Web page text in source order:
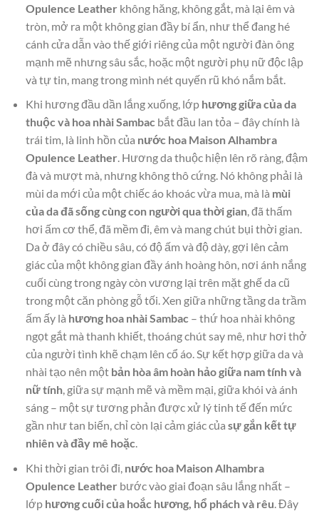
Opulence Leather không hăng, không gắt, mà lại êm và
tròn, mở ra một không gian đầy bí ẩn, như thể đang hé
cánh cửa dẫn vào thế giới riêng của một người đàn ông
mạnh mẽ nhưng sâu sắc, hoặc một người phụ nữ độc lập
và tự tin, mang trong mình nét quyến rũ khó nắm bắt.
Khi hương đầu dần lắng xuống, lớp hương giữa của da
thuộc và hoa nhài Sambacbắt đầu lan tỏa – đây chính là
trái tim, là linh hồn của nước hoa Maison Alhambra
Opulence Leather. Hương da thuộc hiện lên rõ ràng, đậm
đà và mượt mà, nhưng không thô cứng. Nó không phải là
mùi da mới của một chiếc áo khoác vừa mua, mà là mùi
của da đã sống cùng con người qua thời gian, đã thấm
hơi ấm cơ thể, đã mềm đi, êm và mang chút bụi thời gian.
Da ở đây có chiều sâu, có độ ấm và độ dày, gợi lên cảm
giác của một không gian đầy ánh hoàng hôn, nơi ánh nắng
cuối cùng trong ngày còn vương lại trên mặt ghế da cũ
trong một căn phòng gỗ tối. Xen giữa những tầng da trầm
ấm ấy là hương hoa nhài Sambac– thứ hoa nhài không
ngọt gắt mà thanh khiết, thoáng chút say mê, như hơi thở
của người tình khẽ chạm lên cổ áo. Sự kết hợp giữa da và
nhài tạo nên một bản hòa âm hoàn hảo giữa nam tính và
nữ tính, giữa sự mạnh mẽ và mềm mại, giữa khói và ánh
sáng – một sự tương phản được xử lý tinh tế đến mức
gần như tan biến, chỉ còn lại cảm giác của sự gắn kết tự
nhiên và đầy mê hoặc.
Khi thời gian trôi đi, nước hoa Maison Alhambra
Opulence Leather bước vào giai đoạn sâu lắng nhất –
lớp hương cuối của hoắc hương, hổ phách và rêu . Đây